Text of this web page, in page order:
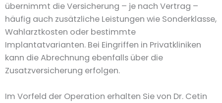
übernimmt die Versicherung – je nach Vertrag –
häufig auch zusätzliche Leistungen wie Sonderklasse,
Wahlarztkosten oder bestimmte
Implantatvarianten. Bei Eingriffen in Privatkliniken
kann die Abrechnung ebenfalls über die
Zusatzversicherung erfolgen.
Im Vorfeld der Operation erhalten Sie von Dr. Cetin